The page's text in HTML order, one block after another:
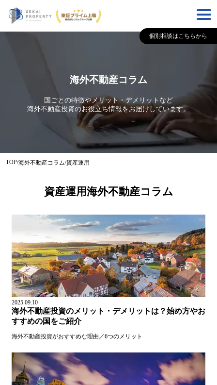
個別相談はこちらから
海外不動産コラム
国ごとの特徴やメリット・デメリットなど
海外不動産投資のお役立ち情報をお届けしています。
TOP/海外不動産コラム/資産運用
資産運用海外不動産コラム
2025.09.10
海外不動産投資のメリット・デメリットは？始め方やお
すすめの国をご紹介
海外不動産投資がおすすめな理由／6つのメリット